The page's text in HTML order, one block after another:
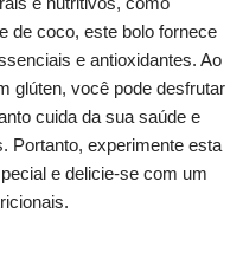
de coco, este bolo fornece
e antioxidantes. Ao
glúten, você pode desfrutar
cuida da sua saúde e
Portanto, experimente esta
e delicie-se com um